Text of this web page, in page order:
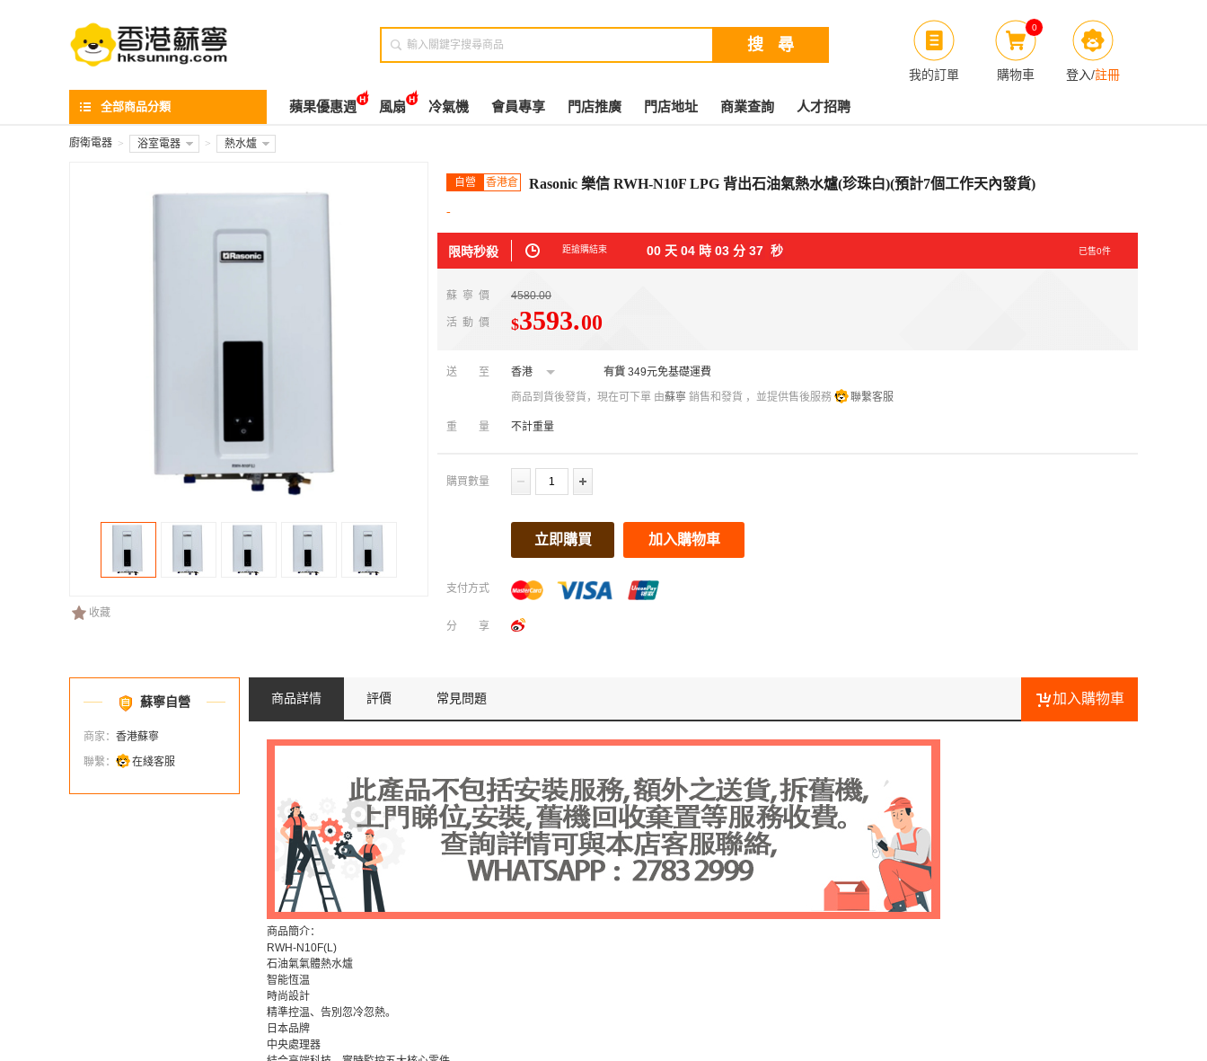
我的訂單
0
購物車 登入/註冊

全部商品分類 蘋果優惠週 風扇 冷氣機 會員專享 門店推廣 門店地址 商業查詢 人才招聘
廚衛電器 > 浴室電器 > 熱水爐
收藏
自營 香港倉 Rasonic 樂信 RWH-N10F LPG 背出石油氣熱水爐(珍珠白)(預計7個工作天內發貨)
-
限時秒殺 距搶購結束 00 天 04 時 03 分 37 秒 已售0件
蘇寧價 4580.00
活動價 $3593.00
送至 香港 有貨 349元免基礎運費
商品到貨後發貨，現在可下單 由蘇寧 銷售和發貨 ，並提供售後服務 聯繫客服
重量 不計重量
購買數量
立即購買 加入購物車
支付方式
分享
蘇寧自營
商家： 香港蘇寧
聯繫：
在綫客服
加入購物車
商品詳情 評價 常見問題
商品簡介：
RWH-N10F(L)
石油氣氣體熱水爐
智能恆温
時尚設計
精準控温、告別忽冷忽熱。
日本品牌
中央處理器